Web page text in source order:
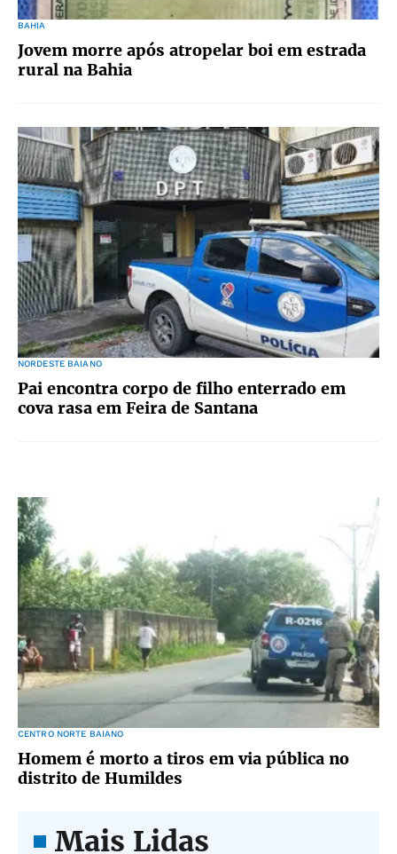
BAHIA
Jovem morre após atropelar boi em estrada
rural na Bahia
NORDESTE BAIANO
Pai encontra corpo de filho enterrado em
cova rasa em Feira de Santana
CENTRO NORTE BAIANO
Homem é morto a tiros em via pública no
distrito de Humildes
Mais Lidas